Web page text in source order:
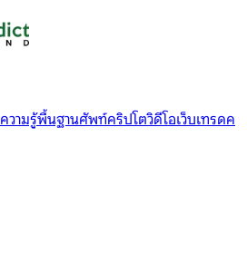
ความรู้พื้นฐานศัพท์คริปโตวิดีโอเว็บเทรดค